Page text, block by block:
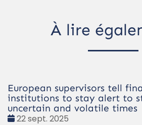
À lire
European supervisors tell
institutions to stay alert to
uncertain and volatile times
Date
22 sept. 2025